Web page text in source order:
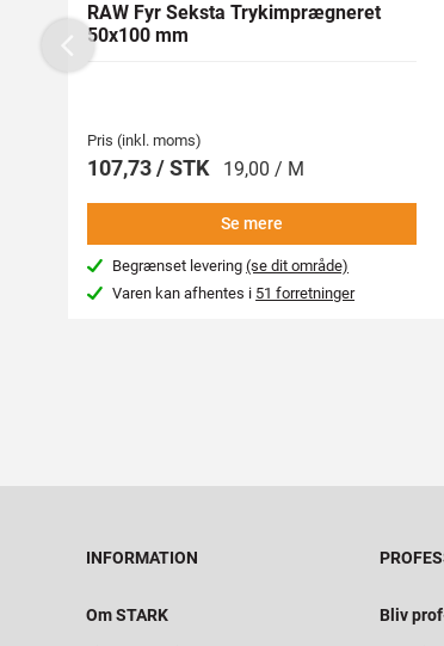
RAW Fyr Seksta Trykimprægneret
50x100 mm
Pris (inkl. moms)
107,73 / STK 19,00 / M
Se mere
Begrænset levering(se dit område)
Varen kan afhentes i 51 forretninger
Previous
INFORMATION
Om STARK
Bliv